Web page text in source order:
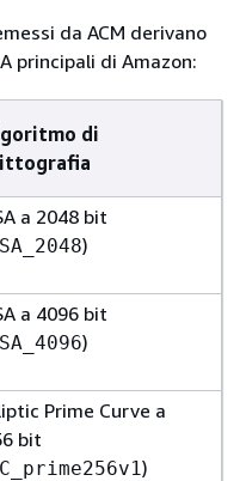
da ACM derivano
principali di Amazon:
di
a 2048 bit
)
a 4096 bit
)
Prime Curve a
bit
)